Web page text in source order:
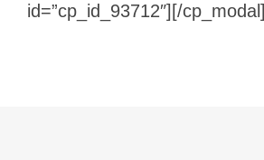
id=”cp_id_93712″][/cp_modal]